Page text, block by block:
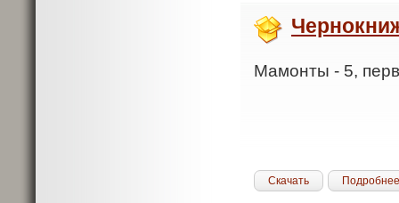
Мамонты - 5,
Скачать Подробнее